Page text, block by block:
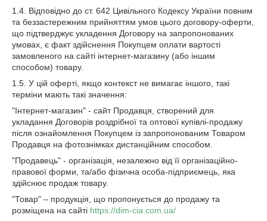
1.4. Відповідно до ст. 642 Цивільного Кодексу України повним
та беззастережним прийняттям умов цього договору-оферти,
що підтверджує укладення Договору на запропонованих
умовах, є факт здійснення Покупцем оплати вартості
замовленого на сайті інтернет-магазину (або іншим
способом) товару.
1.5. У цій оферті, якщо контекст не вимагає іншого, такі
терміни мають такі значення:
"Інтернет-магазин" - сайт Продавця, створений для
укладання Договорів роздрібної та оптової купівлі-продажу
після ознайомлення Покупцем із запропонованим Товаром
Продавця на фотознімках дистанційним способом.
"Продавець" - організація, незалежно від її організаційно-
правової форми, та/або фізична особа-підприємець, яка
здійснює продаж товару.
"Товар" – продукція, що пропонується до продажу та
розміщена на сайті https://dim-cia.com.ua/